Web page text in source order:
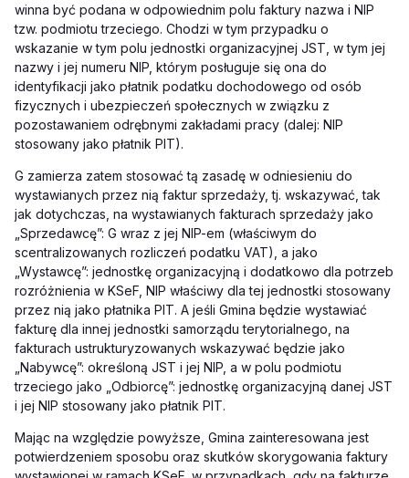
winna być podana w odpowiednim polu faktury nazwa i NIP
tzw. podmiotu trzeciego. Chodzi w tym przypadku o
wskazanie w tym polu jednostki organizacyjnej JST, w tym jej
nazwy i jej numeru NIP, którym posługuje się ona do
identyfikacji jako płatnik podatku dochodowego od osób
fizycznych i ubezpieczeń społecznych w związku z
pozostawaniem odrębnymi zakładami pracy (dalej: NIP
stosowany jako płatnik PIT).
G zamierza zatem stosować tą zasadę w odniesieniu do
wystawianych przez nią faktur sprzedaży, tj. wskazywać, tak
jak dotychczas, na wystawianych fakturach sprzedaży jako
„Sprzedawcę”: G wraz z jej NIP-em (właściwym do
scentralizowanych rozliczeń podatku VAT), a jako
„Wystawcę”: jednostkę organizacyjną i dodatkowo dla potrzeb
rozróżnienia w KSeF, NIP właściwy dla tej jednostki stosowany
przez nią jako płatnika PIT. A jeśli Gmina będzie wystawiać
fakturę dla innej jednostki samorządu terytorialnego, na
fakturach ustrukturyzowanych wskazywać będzie jako
„Nabywcę”: określoną JST i jej NIP, a w polu podmiotu
trzeciego jako „Odbiorcę”: jednostkę organizacyjną danej JST
i jej NIP stosowany jako płatnik PIT.
Mając na względzie powyższe, Gmina zainteresowana jest
potwierdzeniem sposobu oraz skutków skorygowania faktury